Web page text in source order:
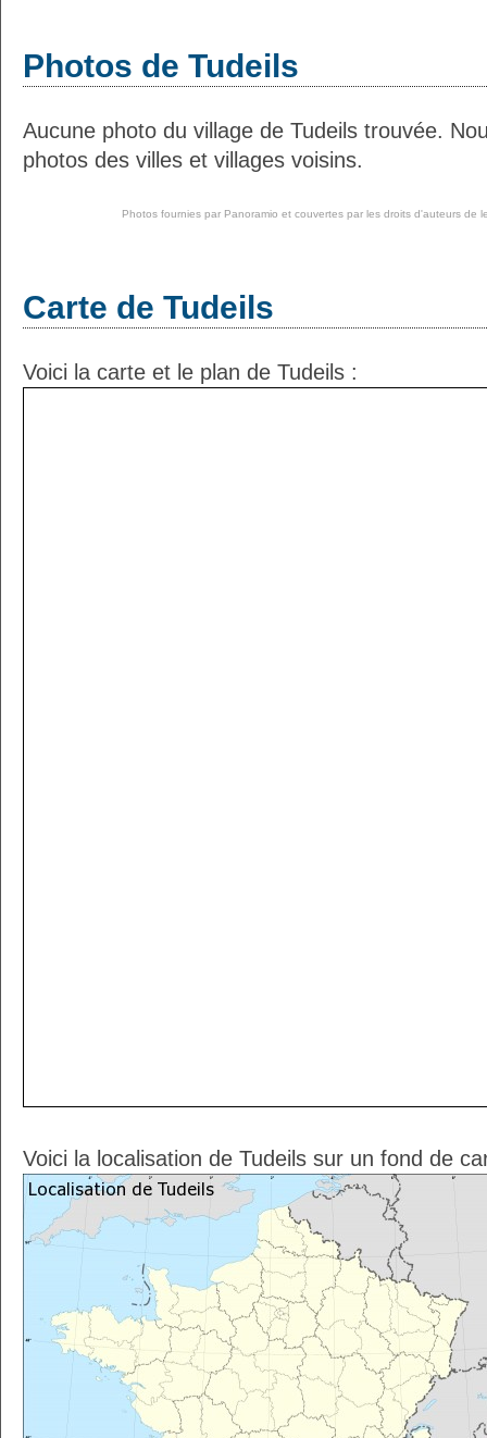
Photos de Tudeils
Aucune photo du village de Tudeils trouvée.
photos des villes et villages voisins.
Photos fournies par Panoramio et couvertes par les droits d'auteurs de
Carte de Tudeils
Voici la carte et le plan de Tudeils :
Voici la localisation de Tudeils sur un fond de